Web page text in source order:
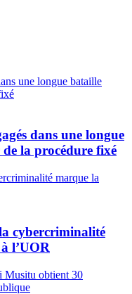
dans une longue
la procédure fixé
cybercriminalité
l’UOR